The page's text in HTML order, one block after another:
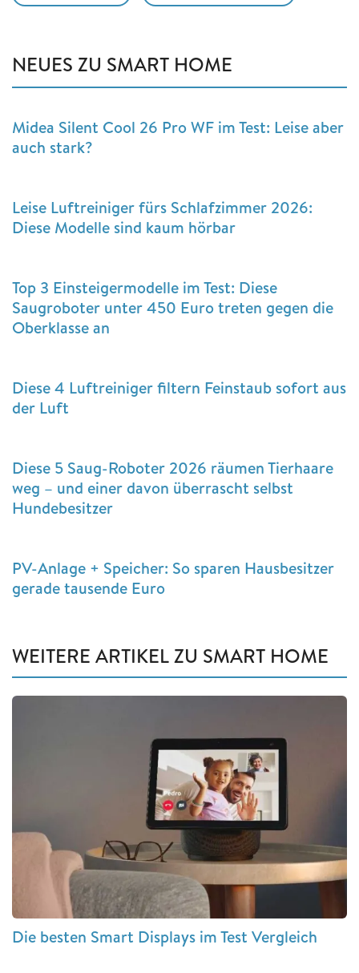
NEUES ZU SMART HOME
Midea Silent Cool 26 Pro WF im Test: Leise aber
auch stark?
Leise Luftreiniger fürs Schlafzimmer 2026:
Diese Modelle sind kaum hörbar
Top 3 Einsteigermodelle im Test: Diese
Saugroboter unter 450 Euro treten gegen die
Oberklasse an
Diese 4 Luftreiniger filtern Feinstaub sofort aus
der Luft
Diese 5 Saug-Roboter 2026 räumen Tierhaare
weg – und einer davon überrascht selbst
Hundebesitzer
PV-Anlage + Speicher: So sparen Hausbesitzer
gerade tausende Euro
WEITERE ARTIKEL ZU SMART HOME
Die besten Smart Displays im Test Vergleich